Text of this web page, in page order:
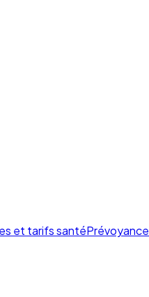
et tarifs santéPrévoyance